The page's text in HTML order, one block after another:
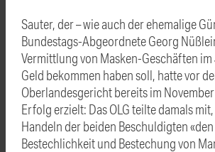
Sauter, der – wie auch der ehemalige
Bundestags-Abgeordnete Georg
Vermittlung von Masken-Geschäften
Geld bekommen haben soll, hatte vor
Oberlandesgericht bereits im
Erfolg erzielt: Das OLG teilte damals mit,
Handeln der beiden Beschuldigten
Bestechlichkeit und Bestechung von